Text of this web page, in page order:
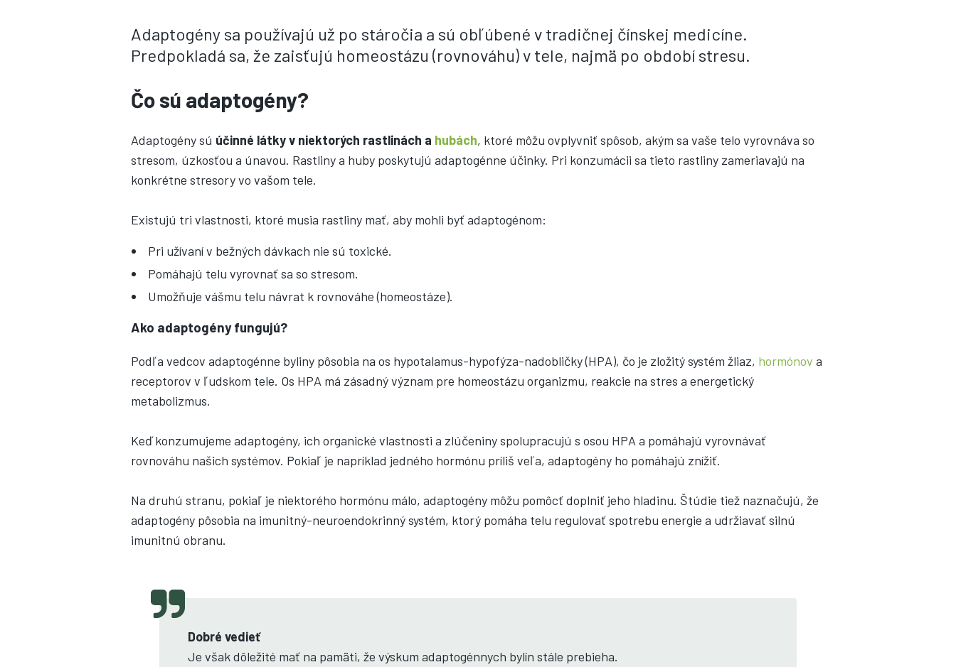
Adaptogény sa používajú už po stáročia a sú obľúbené v tradičnej čínskej medicíne.
Predpokladá sa, že zaisťujú homeostázu (rovnováhu) v tele, najmä po období stresu.
Čo sú adaptogény?
Adaptogény sú účinné látky v niektorých rastlinách a hubách, ktoré môžu ovplyvniť spôsob, akým sa vaše telo vyrovnáva so
stresom, úzkosťou a únavou. Rastliny a huby poskytujú adaptogénne účinky. Pri konzumácii sa tieto rastliny zameriavajú na
konkrétne stresory vo vašom tele.
Existujú tri vlastnosti, ktoré musia rastliny mať, aby mohli byť adaptogénom:
Pri užívaní v bežných dávkach nie sú toxické.
Pomáhajú telu vyrovnať sa so stresom.
Umožňuje vášmu telu návrat k rovnováhe (homeostáze).
Ako adaptogény fungujú?
Podľa vedcov adaptogénne byliny pôsobia na os hypotalamus-hypofýza-nadobličky (HPA), čo je zložitý systém žliaz, hormónov a
receptorov v ľudskom tele. Os HPA má zásadný význam pre homeostázu organizmu, reakcie na stres a energetický
metabolizmus.
Keď konzumujeme adaptogény, ich organické vlastnosti a zlúčeniny spolupracujú s osou HPA a pomáhajú vyrovnávať
rovnováhu našich systémov. Pokiaľ je napríklad jedného hormónu príliš veľa, adaptogény ho pomáhajú znížiť.
Na druhú stranu, pokiaľ je niektorého hormónu málo, adaptogény môžu pomôcť doplniť jeho hladinu. Štúdie tiež naznačujú, že
adaptogény pôsobia na imunitný-neuroendokrinný systém, ktorý pomáha telu regulovať spotrebu energie a udržiavať silnú
imunitnú obranu.
Dobré vedieť
Je však dôležité mať na pamäti, že výskum adaptogénnych bylín stále prebieha.